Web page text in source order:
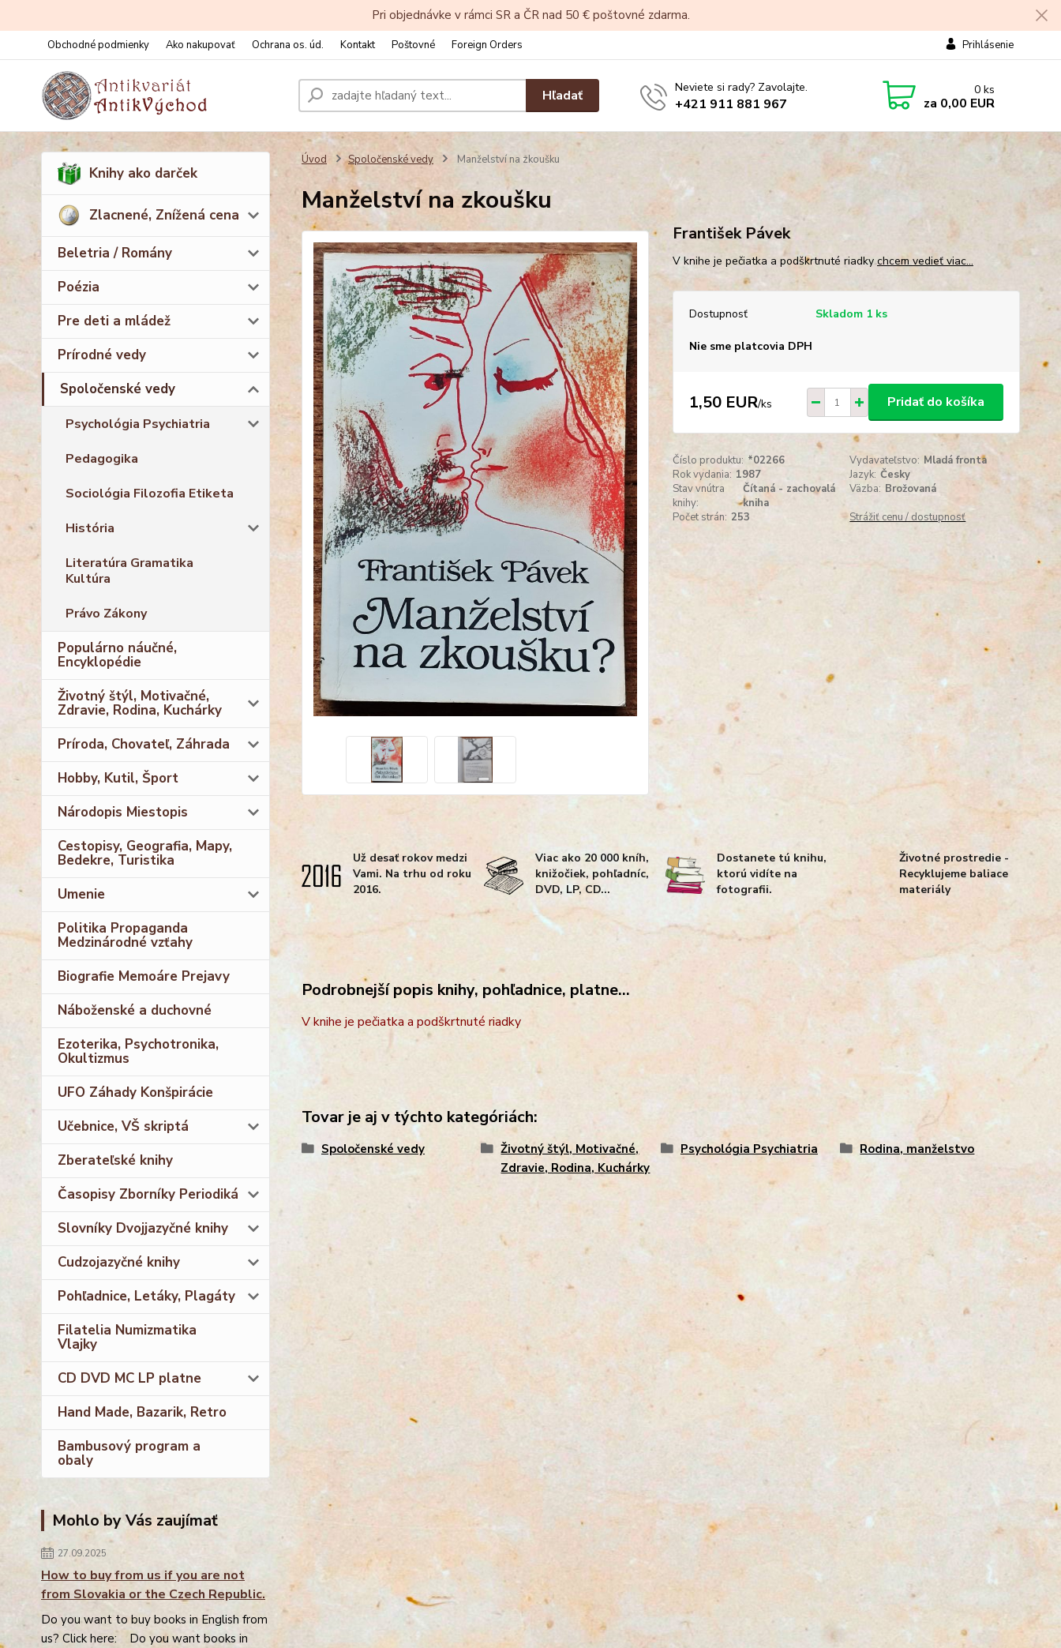
Pri objednávke v rámci SR a ČR nad 50 € poštovné zdarma.
Obchodné podmienky Ako nakupovať Ochrana os. úd. Kontakt Poštovné Foreign Orders Prihlásenie
Hľadať Neviete si rady? Zavolajte.
+421 911 881 967
0 ks
za 0,00 EUR
Knihy ako darček
Zlacnené, Znížená cena
Beletria / Romány
Poézia
Pre deti a mládež
Prírodné vedy
Spoločenské vedy
Psychológia Psychiatria
Pedagogika
Sociológia Filozofia Etiketa
História
Literatúra Gramatika
Kultúra
Právo Zákony
Populárno náučné,
Encyklopédie
Životný štýl, Motivačné,
Zdravie, Rodina, Kuchárky
Príroda, Chovateľ, Záhrada
Hobby, Kutil, Šport
Národopis Miestopis
Cestopisy, Geografia, Mapy,
Bedekre, Turistika
Umenie
Politika Propaganda
Medzinárodné vzťahy
Biografie Memoáre Prejavy
Náboženské a duchovné
Ezoterika, Psychotronika,
Okultizmus
UFO Záhady Konšpirácie
Učebnice, VŠ skriptá
Zberateľské knihy
Časopisy Zborníky Periodiká
Slovníky Dvojjazyčné knihy
Cudzojazyčné knihy
Pohľadnice, Letáky, Plagáty
Filatelia Numizmatika
Vlajky
CD DVD MC LP platne
Hand Made, Bazarik, Retro
Bambusový program a
obaly
Mohlo by Vás zaujímať
27.09.2025
How to buy from us if you are not
from Slovakia or the Czech Republic.
Do you want to buy books in English from
us? Click here: Do you want books in
Úvod Spoločenské vedy Manželství na zkoušku
Manželství na zkoušku
František Pávek
V knihe je pečiatka a podškrtnuté riadkychcem vedieť viac...
Dostupnosť Skladom 1 ks
Nie sme platcovia DPH
1,50 EUR/ks Pridať do košíka
Číslo produktu: *02266 Vydavateľstvo: Mladá fronta
Rok vydania: 1987 Jazyk: Česky
Stav vnútra
knihy:
Čítaná - zachovalá
kniha
Väzba: Brožovaná
Počet strán: 253 Strážiť cenu / dostupnosť
Už desať rokov medzi
Vami. Na trhu od roku
2016.
Viac ako 20 000 kníh,
knižočiek, pohľadníc,
DVD, LP, CD...
Dostanete tú knihu,
ktorú vidíte na
fotografii.
Životné prostredie -
Recyklujeme baliace
materiály
Podrobnejší popis knihy, pohľadnice, platne...
V knihe je pečiatka a podškrtnuté riadky
Tovar je aj v týchto kategóriách:
Spoločenské vedy
Životný štýl, Motivačné,
Zdravie, Rodina, Kuchárky
Psychológia Psychiatria Rodina, manželstvo